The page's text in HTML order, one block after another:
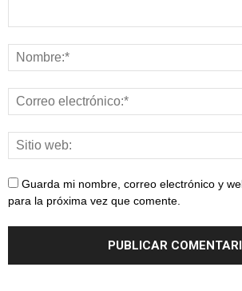
Guarda mi nombre, correo electrónico y
para la próxima vez que comente.